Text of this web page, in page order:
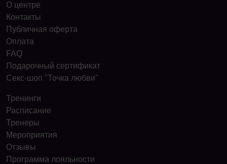
О центре
Контакты
Публичная оферта
Оплата
FAQ
Подарочный сертификат
Секс-шоп "Точка любви"
Тренинги
Расписание
Тренеры
Мероприятия
Отзывы
Программа лояльности